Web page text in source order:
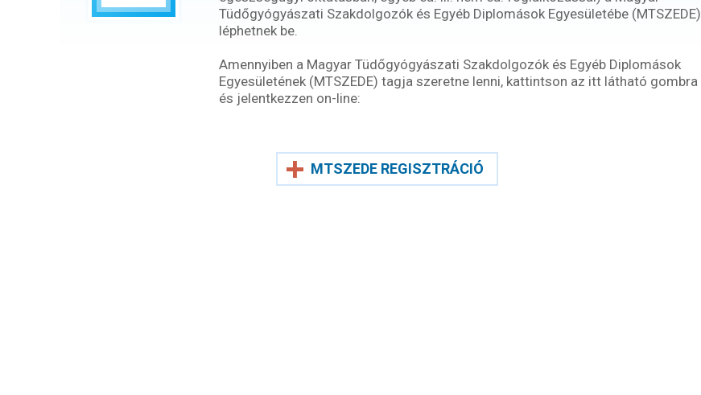
Tüdőgyógyászati Szakdolgozók és Egyéb Diplomások Egyesületébe (MTSZEDE)
léphetnek be.
Amennyiben a Magyar Tüdőgyógyászati Szakdolgozók és Egyéb Diplomások
Egyesületének (MTSZEDE) tagja szeretne lenni, kattintson az itt látható gombra
és jelentkezzen on-line:
MTSZEDE REGISZTRÁCIÓ